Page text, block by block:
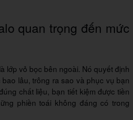
quan trọng đến mức
lớp vỏ bọc bên ngoài. Nó quyết định
lâu, trông ra sao và phục vụ bạn
chất liệu, bạn tiết kiệm được tiền
phiền toái không đáng có trong